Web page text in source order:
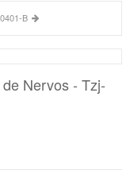
B
Nervos - Tzj-